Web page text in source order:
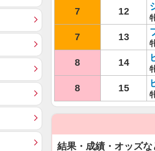
7 12
7 13
8 14
8 15
結果・成績・オッズ